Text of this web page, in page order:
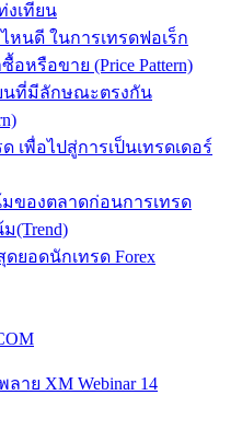
งเทียน
ไหนดี ในการเทรดฟอเร็ก
หรือขาย (Price Pattern)
นที่มีลักษณะตรงกัน
เพื่อไปสู่การเป็นเทรดเดอร์
ของตลาดก่อนการเทรด
(Trend)
ยอดนักเทรด Forex
าย XM Webinar 14